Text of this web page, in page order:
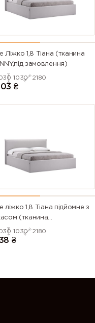
Ліжко 1,8 Тіана (тканина
замовлення)
1030 2180
₴
ліжко 1,8 Тіана підйомне з
(тканина
замовлення)
1030 2180
₴